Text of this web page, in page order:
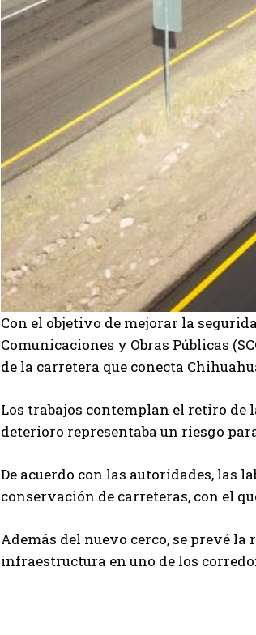
Con el objetivo de mejorar la
Comunicaciones y Obras Públicas
de la carretera que conecta
Los trabajos contemplan el retiro de
deterioro representaba un riesgo
De acuerdo con las autoridades, las
conservación de carreteras, con el
Además del nuevo cerco, se prevé
infraestructura en uno de los